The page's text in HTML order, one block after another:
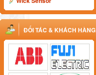
ĐỐI TÁC & KHÁCH HÀNG